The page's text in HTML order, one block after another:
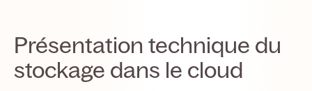
Présentation technique du
stockage dans le cloud